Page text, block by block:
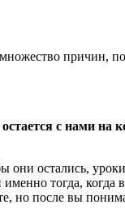
причин,
с нами на
остались,
тогда, когда
но после вы